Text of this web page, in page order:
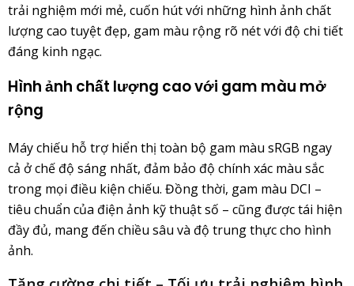
trải nghiệm mới mẻ, cuốn hút với những hình ảnh chất
lượng cao tuyệt đẹp, gam màu rộng rõ nét với độ chi tiết
đáng kinh ngạc.
Hình ảnh chất lượng cao với gam màu mở
rộng
Máy chiếu hỗ trợ hiển thị toàn bộ gam màu sRGB ngay
cả ở chế độ sáng nhất, đảm bảo độ chính xác màu sắc
trong mọi điều kiện chiếu. Đồng thời, gam màu DCI –
tiêu chuẩn của điện ảnh kỹ thuật số – cũng được tái hiện
đầy đủ, mang đến chiều sâu và độ trung thực cho hình
ảnh.